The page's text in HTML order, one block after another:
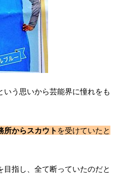
う思いから芸能界に憧れをも
所からスカウト を受けていたと
目指し、全て断っていたのだと